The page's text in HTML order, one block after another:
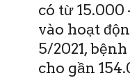
có từ
vào hoạt
5/2021,
cho gần